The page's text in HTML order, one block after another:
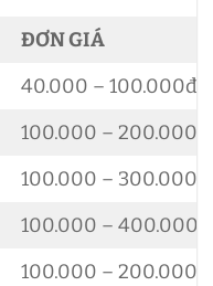
ĐƠN GIÁ
40.000 – 100.000đ
100.000 – 200.000đ
100.000 – 300.000đ
100.000 – 400.000đ
100.000 – 200.000đ